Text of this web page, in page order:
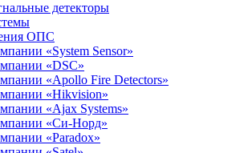
детекторы
ОПС
«System Sensor»
«DSC»
«Apollo Fire Detectors»
«Hikvision»
«Ajax Systems»
«Си-Норд»
«Paradox»